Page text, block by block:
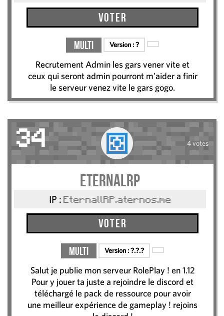
Voter
Multi Version :?
Recrutement Admin les gars vener vite et
ceux qui seront admin pourront m'aider a finir
le serveur venez vite le gars gogo.
34 4 votes
EternalRP
IP : EternallRP.aternos.me
Voter
Multi Version :?.?.?
Salut je publie mon serveur RolePlay ! en 1.12
Pour y jouer ta juste a rejoindre le discord et
téléchargé le pack de ressource pour avoir
une meilleur expérience de gameplay ! rejoins